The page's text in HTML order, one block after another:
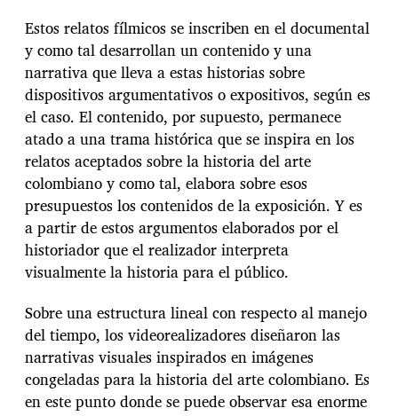
Estos relatos fílmicos se inscriben en el documental
y como tal desarrollan un contenido y una
narrativa que lleva a estas historias sobre
dispositivos argumentativos o expositivos, según es
el caso. El contenido, por supuesto, permanece
atado a una trama histórica que se inspira en los
relatos aceptados sobre la historia del arte
colombiano y como tal, elabora sobre esos
presupuestos los contenidos de la exposición. Y es
a partir de estos argumentos elaborados por el
historiador que el realizador interpreta
visualmente la historia para el público.
Sobre una estructura lineal con respecto al manejo
del tiempo, los videorealizadores diseñaron las
narrativas visuales inspirados en imágenes
congeladas para la historia del arte colombiano. Es
en este punto donde se puede observar esa enorme